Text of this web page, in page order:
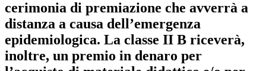
cerimonia di premiazione che avverrà a
distanza a causa dell’emergenza
epidemiologica. La classe II B riceverà,
inoltre, un premio in denaro per